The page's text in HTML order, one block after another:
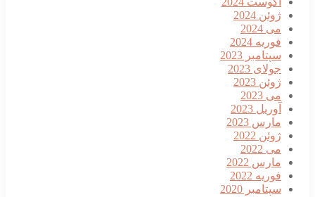
ژوئن 2024
می 2024
فوریه 2024
سپتامبر 2023
جولای 2023
ژوئن 2023
می 2023
آوریل 2023
مارس 2023
ژوئن 2022
می 2022
مارس 2022
فوریه 2022
سپتامبر 2020